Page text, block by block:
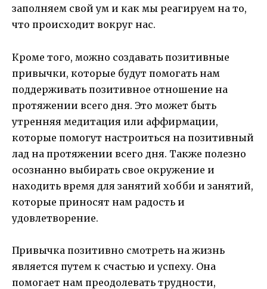
заполняем свой ум и как мы реагируем на то,
что происходит вокруг нас.
Кроме того, можно создавать позитивные
привычки, которые будут помогать нам
поддерживать позитивное отношение на
протяжении всего дня. Это может быть
утренняя медитация или аффирмации,
которые помогут настроиться на позитивный
лад на протяжении всего дня. Также полезно
осознанно выбирать свое окружение и
находить время для занятий хобби и занятий,
которые приносят нам радость и
удовлетворение.
Привычка позитивно смотреть на жизнь
является путем к счастью и успеху. Она
помогает нам преодолевать трудности,